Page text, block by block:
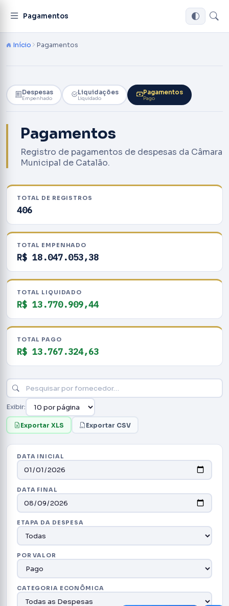
Pagamentos
Início Pagamentos
Despesas
Empenhado
Liquidações
Liquidado
Pagamentos
Pago
Pagamentos
Registro de pagamentos de despesas da Câmara
Municipal de Catalão.
TOTAL DE REGISTROS
406
TOTAL EMPENHADO
R$ 18.047.053,38
TOTAL LIQUIDADO
R$ 13.770.909,44
TOTAL PAGO
R$ 13.767.324,63
Exibir:
Exportar XLS Exportar CSV
DATA INICIAL
DATA FINAL
ETAPA DA DESPESA
POR VALOR
CATEGORIA ECONÔMICA